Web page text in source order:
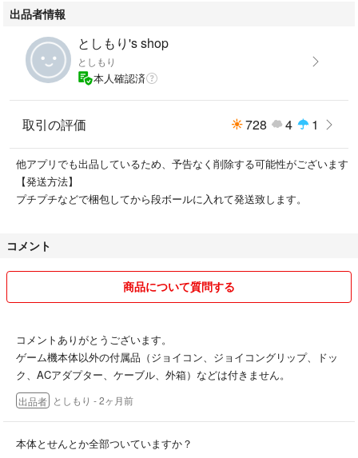
出品者情報
としもり's shop
としもり
本人確認済
取引の評価 728 4 1
他アプリでも出品しているため、予告なく削除する可能性がございます
【発送方法】
プチプチなどで梱包してから段ボールに入れて発送致します。
コメント
商品について質問する
コメントありがとうございます。
ゲーム機本体以外の付属品（ジョイコン、ジョイコングリップ、ドッ
ク、ACアダプター、ケーブル、外箱）などは付きません。
出品者 としもり - 2ヶ月前
本体とせんとか全部ついていますか？